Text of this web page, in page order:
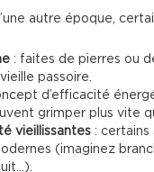
autre époque,
: faites de pierres ou
passoire.
d’efficacité
grimper plus vite
vieillissantes :
(imaginez